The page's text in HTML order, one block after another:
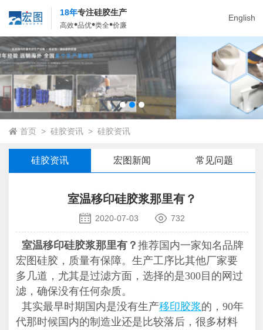
English
18年专注硅胶生产
高效•品优•类全•价廉
首页 > 硅胶资讯 > 硅胶资讯
硅胶资讯 宏图新闻 常见问题
室温移印硅胶浆那里有？
2020-07-03 732
室温移印硅胶浆那里有？推荐国内一家知名品牌
宏图硅胶，质量有保障。生产工序比其他厂家要
多几道，尤其是过滤方面，选择的是300目的网过
滤，确保没有任何杂质。
其实最早时期国内是没有生产移印胶浆的，90年
代那时候国内的制造业还是比较落后，很多材料